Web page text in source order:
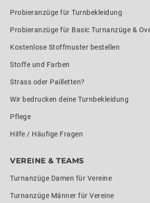
Probieranzüge für Turnbekleidung
Probieranzüge für Basic Turnanzüge &
Kostenlose Stoffmuster bestellen
Stoffe und Farben
Strass oder Pailletten?
Wir bedrucken deine Turnbekleidung
Pflege
Hilfe / Häufige Fragen
VEREINE & TEAMS
Turnanzüge Damen für Vereine
Turnanzüge Männer für Vereine